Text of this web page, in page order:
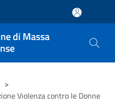
di Massa
>
Violenza contro le Donne